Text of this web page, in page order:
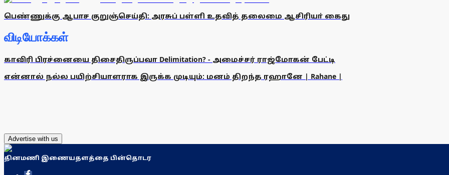
பெண்ணுக்கு ஆபாச குறுஞ்செய்தி: அரசுப் பள்ளி உதவித் தலைமை ஆசிரியா் கைது
விடியோக்கள்
காவிரி பிரச்னையை திசைதிருப்பவா Delimitation? - அமைச்சர் ராஜ்மோகன் பேட்டி
என்னால் நல்ல பயிற்சியாளராக இருக்க முடியும்: மனம் திறந்த ரஹானே | Rahane |
Advertise with us
தினமணி இணையதளத்தை பின்தொடர